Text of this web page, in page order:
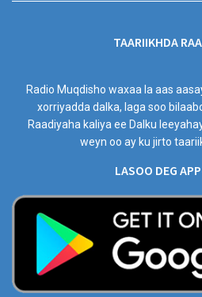
TAARIIKHDA
Radio Muqdisho waxaa la aas
xorriyadda dalka, laga soo
Raadiyaha kaliya ee Dalku
weyn oo ay ku jirto
LASOO DEG